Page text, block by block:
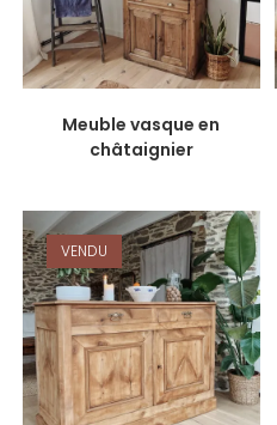
Meuble vasque en
châtaignier
VENDU